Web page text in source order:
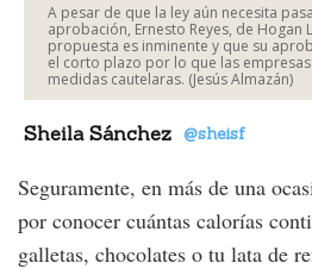
A pesar de que la ley aún necesita
aprobación, Ernesto Reyes, de Hogan
propuesta es inminente y que su
el corto plazo por lo que las
medidas cautelaras. (Jesús Almazán)
Sheila Sánchez @sheisf
Seguramente, en más de una
por conocer cuántas calorías
galletas, chocolates o tu lata de